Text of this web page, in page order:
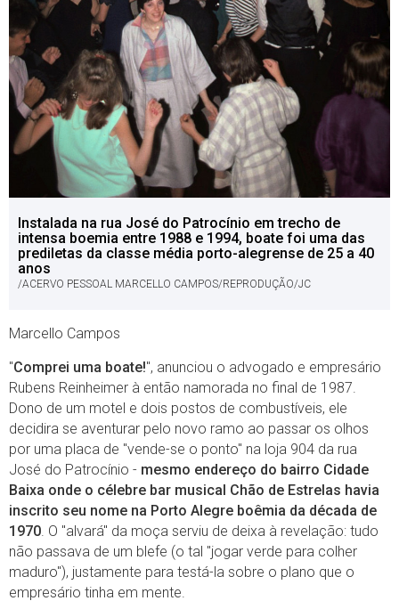
Instalada na rua José do Patrocínio em trecho de
intensa boemia entre 1988 e 1994, boate foi uma das
prediletas da classe média porto-alegrense de 25 a 40
anos
/ACERVO PESSOAL MARCELLO CAMPOS/REPRODUÇÃO/JC
Marcello Campos
"Comprei uma boate!", anunciou o advogado e empresário
Rubens Reinheimer à então namorada no final de 1987.
Dono de um motel e dois postos de combustíveis, ele
decidira se aventurar pelo novo ramo ao passar os olhos
por uma placa de "vende-se o ponto" na loja 904 da rua
José do Patrocínio - mesmo endereço do bairro Cidade
Baixa onde o célebre bar musical Chão de Estrelas havia
inscrito seu nome na Porto Alegre boêmia da década de
1970. O "alvará" da moça serviu de deixa à revelação: tudo
não passava de um blefe (o tal "jogar verde para colher
maduro"), justamente para testá-la sobre o plano que o
empresário tinha em mente.